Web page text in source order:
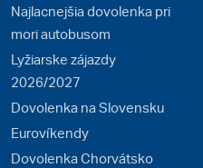
Najlacnejšia dovolenka pri
mori autobusom
Lyžiarske zájazdy
2026/2027
Dovolenka na Slovensku
Eurovíkendy
Dovolenka Chorvátsko